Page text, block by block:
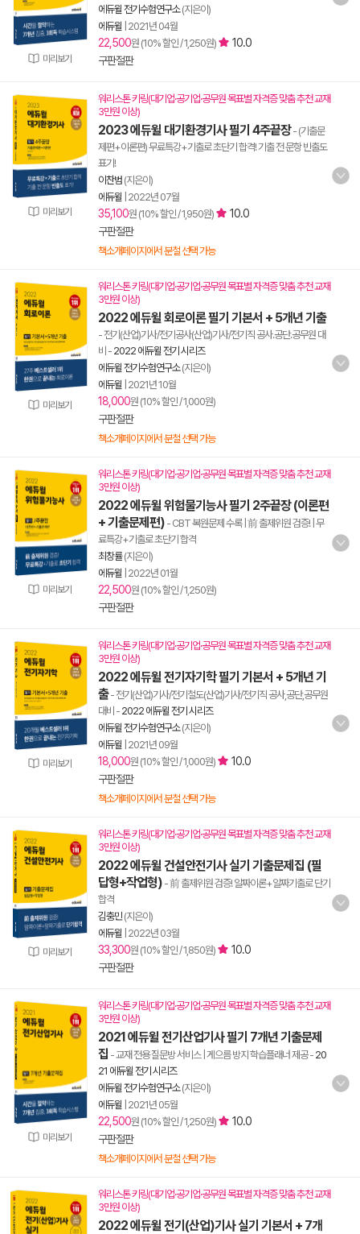
미리보기
에듀윌 전기수험연구소(지은이)
에듀윌 2021년 04월
22,500원 (10% 할인 / 1,250원)
10.0
구판절판
미리보기
워리스톤 키링(대기업·공기업·공무원 목표별 자격증 맞춤 추천 교재
3만원 이상)
2023 에듀윌 대기환경기사 필기 4주끝장- (기출문
제편+이론편) 무료특강+기출로 초단기 합격! 기출 전 문항 빈출도
표기!
이찬범 (지은이)
에듀윌 2022년 07월
35,100원 (10% 할인 / 1,950원)
10.0
구판절판
책소개페이지에서 분철 선택 가능
미리보기
워리스톤 키링(대기업·공기업·공무원 목표별 자격증 맞춤 추천 교재
3만원 이상)
2022 에듀윌 회로이론 필기 기본서 + 5개년 기출
- 전기(산업)기사/전기공사(산업)기사/전기직 공사.공단.공무원 대
비 - 2022 에듀윌 전기 시리즈
에듀윌 전기수험연구소(지은이)
에듀윌 2021년 10월
18,000원 (10% 할인 / 1,000원)
구판절판
책소개페이지에서 분철 선택 가능
미리보기
워리스톤 키링(대기업·공기업·공무원 목표별 자격증 맞춤 추천 교재
3만원 이상)
2022 에듀윌 위험물기능사 필기 2주끝장 (이론편
+ 기출문제편) - CBT 복원문제 수록 | 前 출제위원 검증! | 무
료특강+기출로 초단기 합격
최창률(지은이)
에듀윌 2022년 01월
22,500원 (10% 할인 / 1,250원)
구판절판
미리보기
워리스톤 키링(대기업·공기업·공무원 목표별 자격증 맞춤 추천 교재
3만원 이상)
2022 에듀윌 전기자기학 필기 기본서 + 5개년 기
출- 전기(산업)기사/전기철도(산업)기사/전기직 공사,공단,공무원
대비 - 2022 에듀윌 전기 시리즈
에듀윌 전기수험연구소(지은이)
에듀윌 2021년 09월
18,000원 (10% 할인 / 1,000원)
10.0
구판절판
책소개페이지에서 분철 선택 가능
미리보기
워리스톤 키링(대기업·공기업·공무원 목표별 자격증 맞춤 추천 교재
3만원 이상)
2022 에듀윌 건설안전기사 실기 기출문제집 (필
답형+작업형) - 前 출제위원 검증! 알짜이론+알짜기출로 단기
합격
김충민(지은이)
에듀윌 2022년 03월
33,300원 (10% 할인 / 1,850원)
10.0
구판절판
미리보기
워리스톤 키링(대기업·공기업·공무원 목표별 자격증 맞춤 추천 교재
3만원 이상)
2021 에듀윌 전기산업기사 필기 7개년 기출문제
집 - 교재 전용 질문방 서비스 | 게으름 방지 학습플래너 제공- 20
21 에듀윌 전기 시리즈
에듀윌 전기수험연구소(지은이)
에듀윌 2021년 05월
22,500원 (10% 할인 / 1,250원)
10.0
구판절판
책소개페이지에서 분철 선택 가능
워리스톤 키링(대기업·공기업·공무원 목표별 자격증 맞춤 추천 교재
3만원 이상)
2022 에듀윌 전기(산업)기사 실기 기본서 + 7개